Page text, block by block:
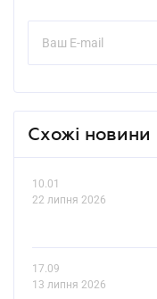
Схожі новини
10.01
22 липня 2026
17.09
13 липня 2026